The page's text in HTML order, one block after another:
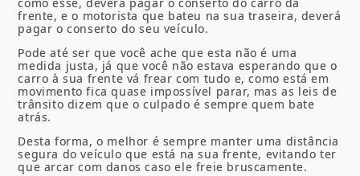
como esse, deverá pagar o conserto do carro da
frente, e o motorista que bateu na sua traseira, deverá
pagar o conserto do seu veículo.
Pode até ser que você ache que esta não é uma
medida justa, já que você não estava esperando que o
carro à sua frente vá frear com tudo e, como está em
movimento fica quase impossível parar, mas as leis de
trânsito dizem que o culpado é sempre quem bate
atrás.
Desta forma, o melhor é sempre manter uma distância
segura do veículo que está na sua frente, evitando ter
que arcar com danos caso ele freie bruscamente.